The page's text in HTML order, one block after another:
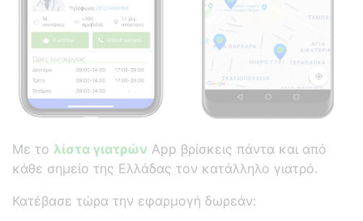
Με το λίστα γιατρών App βρίσκεις πάντα και από
κάθε σημείο της Ελλάδας τον κατάλληλο γιατρό.
Κατέβασε τώρα την εφαρμογή δωρεάν: